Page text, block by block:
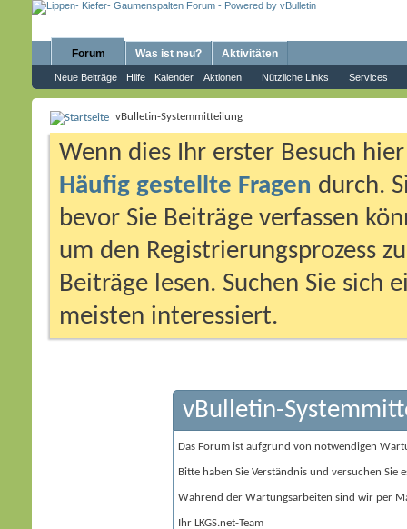
Forum
Neue Beiträge Hilfe Kalender Aktionen Nützliche Links Services
Was ist neu? Aktivitäten
vBulletin-Systemmitteilung
Wenn dies Ihr erster Besuch
Häufig gestellte Fragen durch.
bevor Sie Beiträge verfassen
um den Registrierungsprozess
Beiträge lesen. Suchen Sie sich
meisten interessiert.
vBulletin-
Das Forum ist aufgrund von notwendigen
Bitte haben Sie Verständnis und versuchen Sie
Während der Wartungsarbeiten sind wir per
Ihr LKGS.net-Team